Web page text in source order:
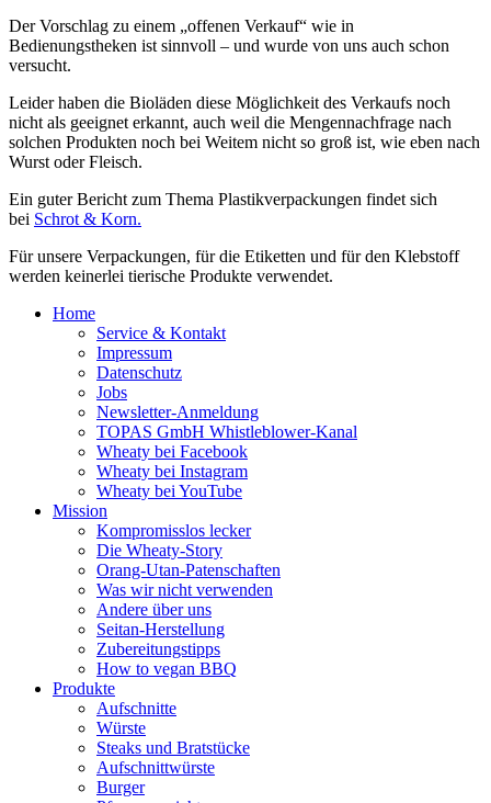
Der Vorschlag zu einem „offenen Verkauf“ wie in
Bedienungstheken ist sinnvoll – und wurde von uns auch schon
versucht.
Leider haben die Bioläden diese Möglichkeit des Verkaufs noch
nicht als geeignet erkannt, auch weil die Mengennachfrage nach
solchen Produkten noch bei Weitem nicht so groß ist, wie eben nach
Wurst oder Fleisch.
Ein guter Bericht zum Thema Plastikverpackungen findet sich
bei Schrot & Korn.
Für unsere Verpackungen, für die Etiketten und für den Klebstoff
werden keinerlei tierische Produkte verwendet.
Home
Service & Kontakt
Impressum
Datenschutz
Jobs
Newsletter-Anmeldung
TOPAS GmbH Whistleblower-Kanal
Wheaty bei Facebook
Wheaty bei Instagram
Wheaty bei YouTube
Mission
Kompromisslos lecker
Die Wheaty-Story
Orang-Utan-Patenschaften
Was wir nicht verwenden
Andere über uns
Seitan-Herstellung
Zubereitungstipps
How to vegan BBQ
Produkte
Aufschnitte
Würste
Steaks und Bratstücke
Aufschnittwürste
Burger